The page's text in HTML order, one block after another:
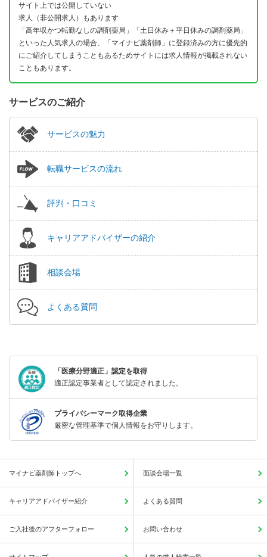
サイト上では公開していない
求人（非公開求人）もあります
「高年収かつ転勤なしの調剤薬局」「土日休み＋平日休みの調剤薬局」
といった人気求人の場合、「マイナビ薬剤師」に登録済みの方に優先的
にご紹介してしまうこともあるためサイトには求人情報が掲載されない
こともあります。
サービスのご紹介
サービスの魅力
転職サービスの流れ
評判・口コミ
キャリアアドバイザーの紹介
相談会場
よくある質問
「医療分野適正」認定を取得
適正認定事業者として認定されました。
プライバシーマーク取得企業
厳密な管理基準で個人情報をお守りします。
マイナビ薬剤師トップへ 面談会場一覧
キャリアアドバイザー紹介 よくある質問
ご入社後のアフターフォロー お問い合わせ